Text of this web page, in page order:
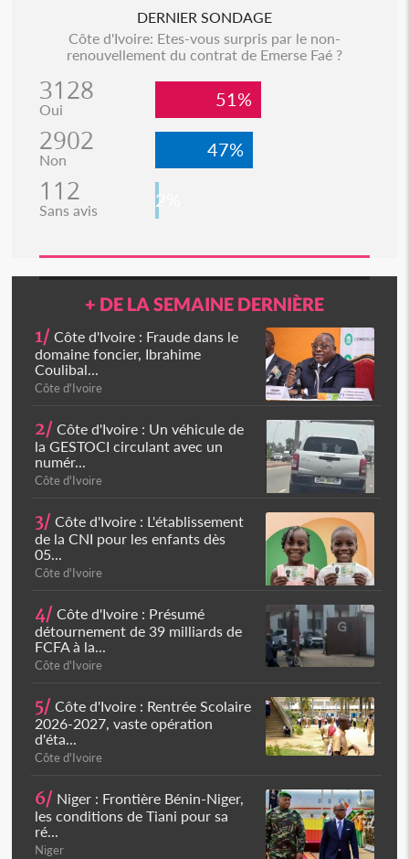
DERNIER SONDAGE
Côte d'Ivoire: Etes-vous surpris par le non-
renouvellement du contrat de Emerse Faé ?
3128
Oui 51%
2902
Non 47%
112
Sans avis 2%
+ DE LA SEMAINE DERNIÈRE
1/ Côte d'Ivoire : Fraude dans le
domaine foncier, Ibrahime
Coulibal...
Côte d'Ivoire
2/ Côte d'Ivoire : Un véhicule de
la GESTOCI circulant avec un
numér...
Côte d'Ivoire
3/ Côte d'Ivoire : L'établissement
de la CNI pour les enfants dès
05...
Côte d'Ivoire
4/ Côte d'Ivoire : Présumé
détournement de 39 milliards de
FCFA à la...
Côte d'Ivoire
5/ Côte d'Ivoire : Rentrée Scolaire
2026-2027, vaste opération
d'éta...
Côte d'Ivoire
6/ Niger : Frontière Bénin-Niger,
les conditions de Tiani pour sa
ré...
Niger